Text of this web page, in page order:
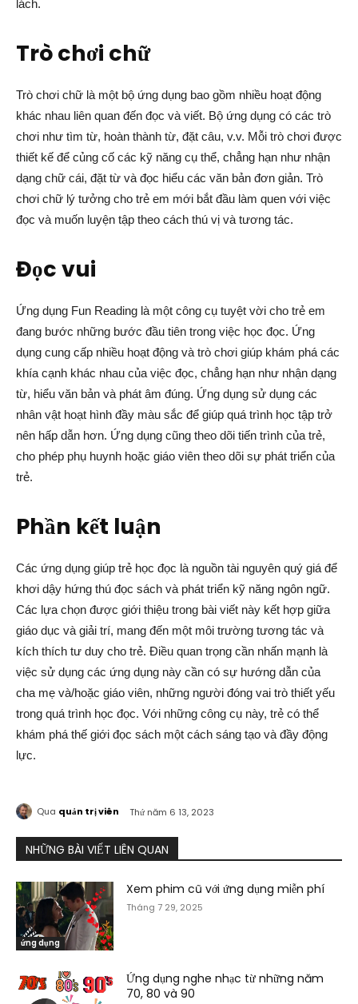
lách.
Trò chơi chữ
Trò chơi chữ là một bộ ứng dụng bao gồm nhiều hoạt động
khác nhau liên quan đến đọc và viết. Bộ ứng dụng có các trò
chơi như tìm từ, hoàn thành từ, đặt câu, v.v. Mỗi trò chơi được
thiết kế để củng cố các kỹ năng cụ thể, chẳng hạn như nhận
dạng chữ cái, đặt từ và đọc hiểu các văn bản đơn giản. Trò
chơi chữ lý tưởng cho trẻ em mới bắt đầu làm quen với việc
đọc và muốn luyện tập theo cách thú vị và tương tác.
Đọc vui
Ứng dụng Fun Reading là một công cụ tuyệt vời cho trẻ em
đang bước những bước đầu tiên trong việc học đọc. Ứng
dụng cung cấp nhiều hoạt động và trò chơi giúp khám phá các
khía cạnh khác nhau của việc đọc, chẳng hạn như nhận dạng
từ, hiểu văn bản và phát âm đúng. Ứng dụng sử dụng các
nhân vật hoạt hình đầy màu sắc để giúp quá trình học tập trở
nên hấp dẫn hơn. Ứng dụng cũng theo dõi tiến trình của trẻ,
cho phép phụ huynh hoặc giáo viên theo dõi sự phát triển của
trẻ.
Phần kết luận
Các ứng dụng giúp trẻ học đọc là nguồn tài nguyên quý giá để
khơi dậy hứng thú đọc sách và phát triển kỹ năng ngôn ngữ.
Các lựa chọn được giới thiệu trong bài viết này kết hợp giữa
giáo dục và giải trí, mang đến một môi trường tương tác và
kích thích tư duy cho trẻ. Điều quan trọng cần nhấn mạnh là
việc sử dụng các ứng dụng này cần có sự hướng dẫn của
cha mẹ và/hoặc giáo viên, những người đóng vai trò thiết yếu
trong quá trình học đọc. Với những công cụ này, trẻ có thể
khám phá thế giới đọc sách một cách sáng tạo và đầy động
lực.
Qua quản trị viên Thứ năm 6 13, 2023
NHỮNG BÀI VIẾT LIÊN QUAN
ứng dụng
Xem phim cũ với ứng dụng miễn phí
Tháng 7 29, 2025
Ứng dụng nghe nhạc từ những năm
70, 80 và 90